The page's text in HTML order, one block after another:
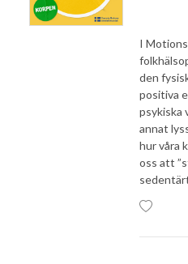
I
den
positiva
psykiska
annat
hur våra
oss att